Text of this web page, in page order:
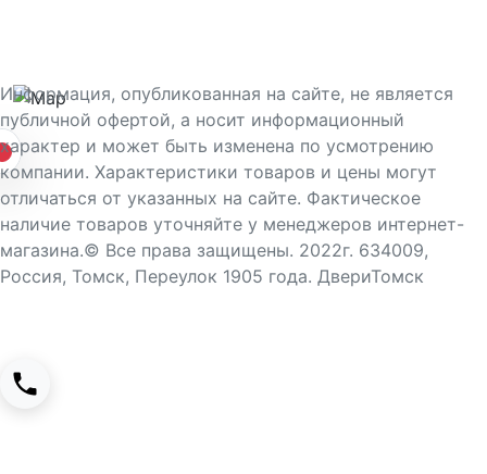
Информация, опубликованная на сайте, не является
публичной офертой, а носит информационный
характер и может быть изменена по усмотрению
компании. Характеристики товаров и цены могут
отличаться от указанных на сайте. Фактическое
наличие товаров уточняйте у менеджеров интернет-
магазина.© Все права защищены. 2022г. 634009,
Россия, Томск, Переулок 1905 года. ДвериТомск